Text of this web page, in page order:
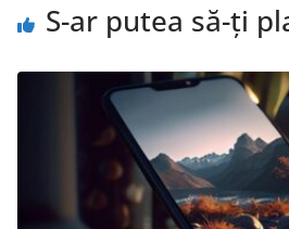
S-ar putea să-ți